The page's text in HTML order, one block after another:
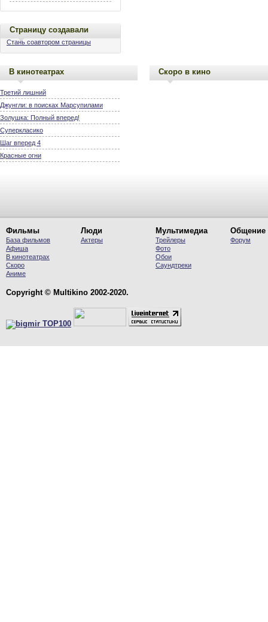
Страницу создавали
Стань соавтором страницы
В кинотеатрах
Третий лишний
Джунгли: в поисках Марсупилами
Золушка: Полный вперед!
Суперкласико
Шаг вперед 4
Красные огни
Скоро в кино
Фильмы
База фильмов
Афиша
В кинотеатрах
Скоро
Аниме
Люди
Актеры
Мультимедиа
Трейлеры
Фото
Обои
Саундтреки
Общение
Форум
Copyright © Multikino 2002-2020.